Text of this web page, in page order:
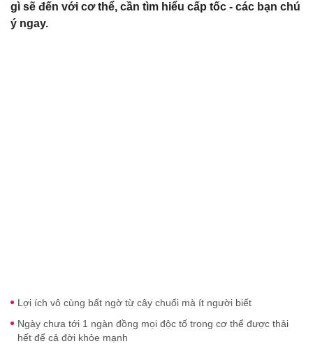
gì sẽ đến với cơ thể, cần tìm hiểu cấp tốc - các bạn chú
ý ngay.
Lợi ích vô cùng bất ngờ từ cây chuối mà ít người biết
Ngày chưa tới 1 ngàn đồng mọi độc tố trong cơ thể được thải
hết để cả đời khỏe mạnh